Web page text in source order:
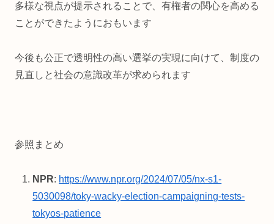
多様な視点が提示されることで、有権者の関心を高める
ことができたようにおもいます
今後も公正で透明性の高い選挙の実現に向けて、制度の
見直しと社会の意識改革が求められます
参照まとめ
NPR: https://www.npr.org/2024/07/05/nx-s1-
5030098/toky-wacky-election-campaigning-tests-
tokyos-patience